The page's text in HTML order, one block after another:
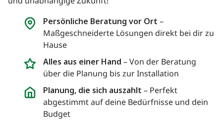
Persönliche Beratung vor Ort –
Maßgeschneiderte Lösungen direkt bei dir zu
Hause
Alles aus einer Hand – Von der Beratung
über die Planung bis zur Installation
Planung, die sich auszahlt – Perfekt
abgestimmt auf deine Bedürfnisse und dein
Budget